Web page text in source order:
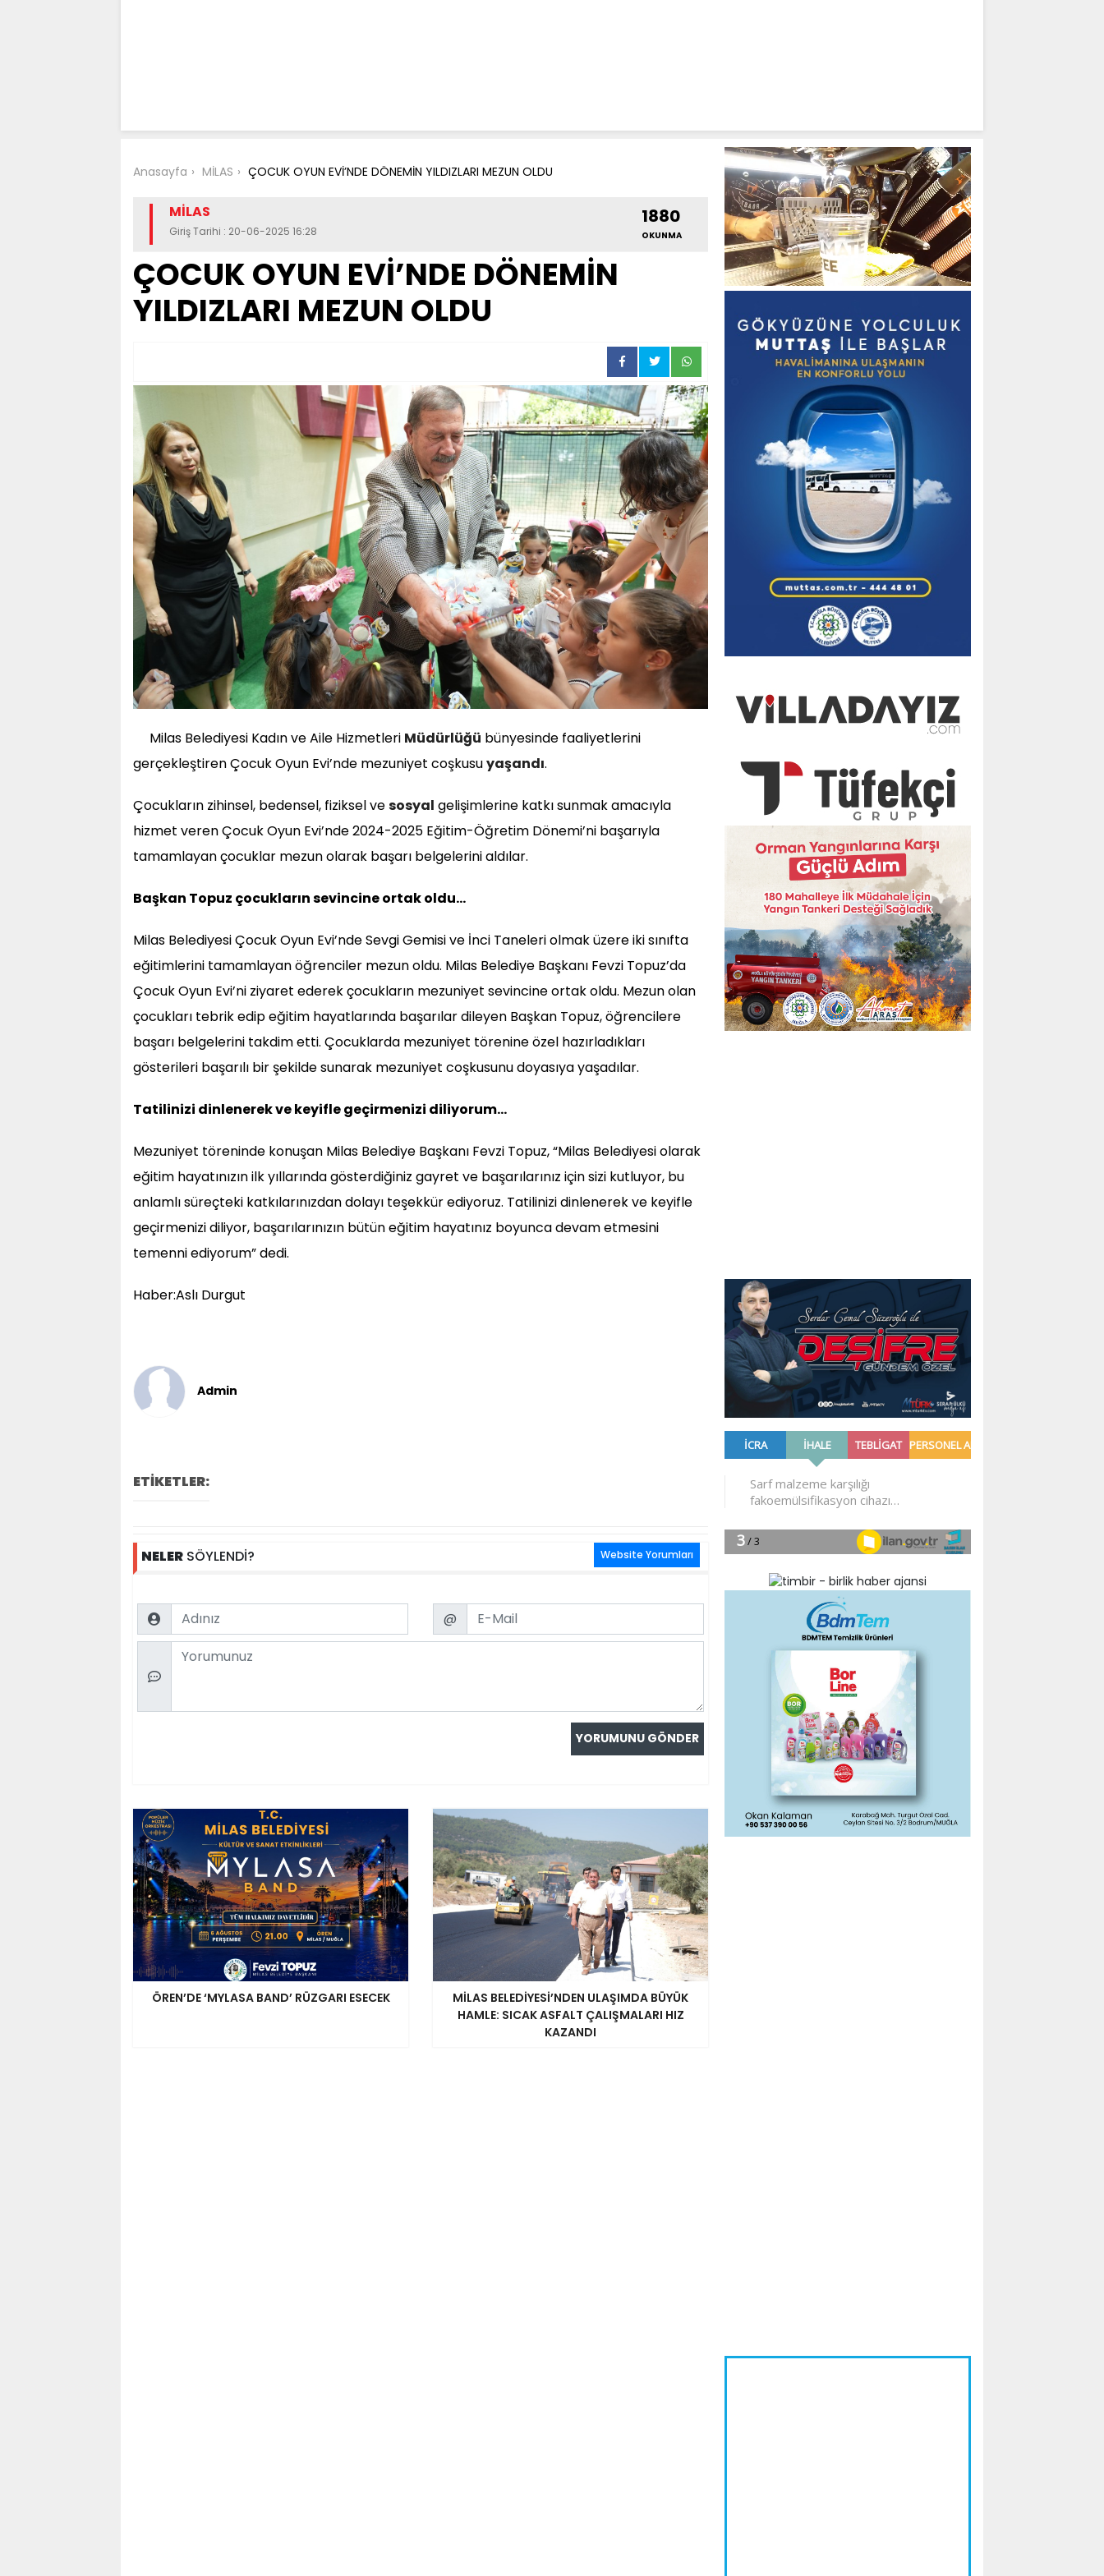
Anasayfa MİLAS ÇOCUK OYUN EVİ’NDE DÖNEMİN YILDIZLARI MEZUN OLDU
MİLAS
Giriş Tarihi : 20-06-2025 16:28
1880
OKUNMA
ÇOCUK OYUN EVİ’NDE DÖNEMİN
YILDIZLARI MEZUN OLDU
Milas Belediyesi Kadın ve Aile Hizmetleri Müdürlüğü bünyesinde faaliyetlerini
gerçekleştiren Çocuk Oyun Evi’nde mezuniyet coşkusuyaşandı.
Çocukların zihinsel, bedensel, fiziksel vesosyal gelişimlerine katkı sunmak amacıyla
hizmet veren Çocuk Oyun Evi’nde 2024-2025 Eğitim-Öğretim Dönemi’ni başarıyla
tamamlayan çocuklar mezun olarak başarı belgelerini aldılar.
Başkan Topuz çocukların sevincine ortak oldu…
Milas Belediyesi Çocuk Oyun Evi’nde Sevgi Gemisi ve İnci Taneleri olmak üzere iki sınıfta
eğitimlerini tamamlayan öğrenciler mezun oldu. Milas Belediye Başkanı Fevzi Topuz’da
Çocuk Oyun Evi’ni ziyaret ederek çocukların mezuniyet sevincine ortak oldu. Mezun olan
çocukları tebrik edip eğitim hayatlarında başarılar dileyen Başkan Topuz, öğrencilere
başarı belgelerini takdim etti. Çocuklarda mezuniyet törenine özel hazırladıkları
gösterileri başarılı bir şekilde sunarak mezuniyet coşkusunu doyasıya yaşadılar.
Tatilinizi dinlenerek ve keyifle geçirmenizi diliyorum…
Mezuniyet töreninde konuşan Milas Belediye Başkanı Fevzi Topuz, “Milas Belediyesi olarak
eğitim hayatınızın ilk yıllarında gösterdiğiniz gayret ve başarılarınız için sizi kutluyor, bu
anlamlı süreçteki katkılarınızdan dolayı teşekkür ediyoruz. Tatilinizi dinlenerek ve keyifle
geçirmenizi diliyor, başarılarınızın bütün eğitim hayatınız boyunca devam etmesini
temenni ediyorum” dedi.
Haber:Aslı Durgut
Admin
ETİKETLER:
NELER SÖYLENDİ? Website Yorumları
Name Email
@
Comment
ÖREN’DE ‘MYLASA BAND’ RÜZGARI ESECEK
MİLAS BELEDİYESİ’NDEN ULAŞIMDA BÜYÜK
HAMLE: SICAK ASFALT ÇALIŞMALARI HIZ
KAZANDI